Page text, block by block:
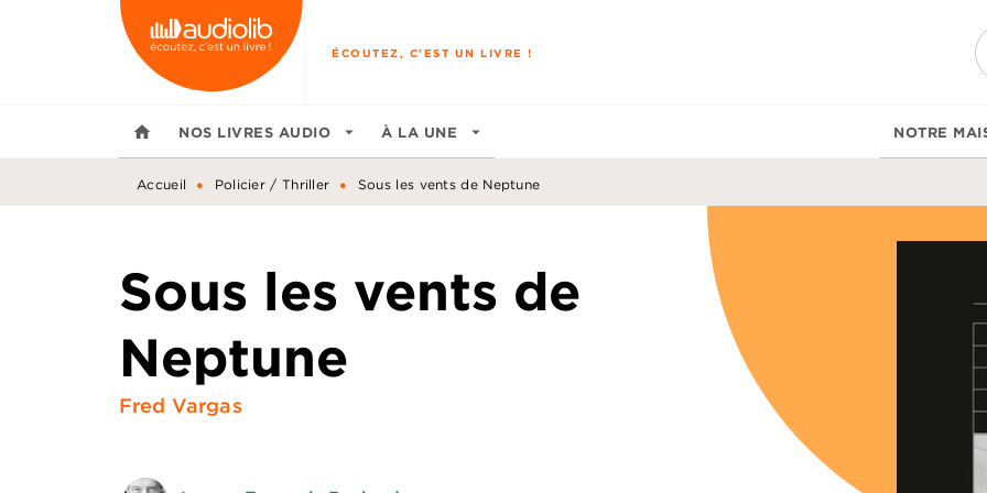
MENU RECHERCHE
ÉCOUTEZ, C'EST UN LIVRE !
home NOS LIVRES AUDIO arrow_drop_down À LA UNE arrow_drop_down NOTRE
Accueil • Policier / Thriller • Sous les vents de Neptune
Sous les vents de
Neptune
Fred Vargas